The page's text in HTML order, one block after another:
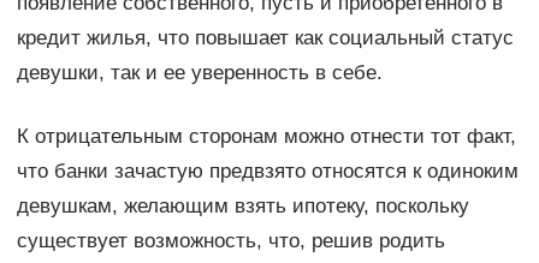
кредит жилья, что повышает как социальный статус
девушки, так и ее уверенность в себе.
К отрицательным сторонам можно отнести тот факт,
что банки зачастую предвзято относятся к одиноким
девушкам, желающим взять ипотеку, поскольку
существует возможность, что, решив родить